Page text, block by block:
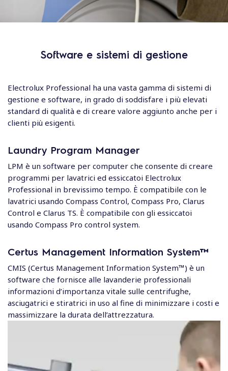
Software e sistemi di gestione
Electrolux Professional ha una vasta gamma di sistemi di
gestione e software, in grado di soddisfare i più elevati
standard di qualità e di creare valore aggiunto anche per i
clienti più esigenti.
Laundry Program Manager
LPM è un software per computer che consente di creare
programmi per lavatrici ed essiccatoi Electrolux
Professional in brevissimo tempo. È compatibile con le
lavatrici usando Compass Control, Compass Pro, Clarus
Control e Clarus TS. È compatibile con gli essiccatoi
usando Compass Pro control system.
Certus Management Information System™
CMIS (Certus Management Information System™) è un
software che fornisce alle lavanderie professionali
informazioni d’importanza vitale sulle centrifughe,
asciugatrici e stiratrici in uso al fine di minimizzare i costi e
massimizzare la durata dell’attrezzatura.